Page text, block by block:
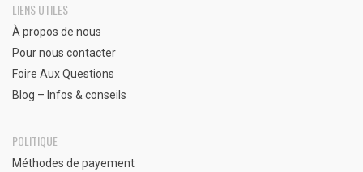
LIENS UTILES
À propos de nous
Pour nous contacter
Foire Aux Questions
Blog – Infos & conseils
POLITIQUE
Méthodes de payement